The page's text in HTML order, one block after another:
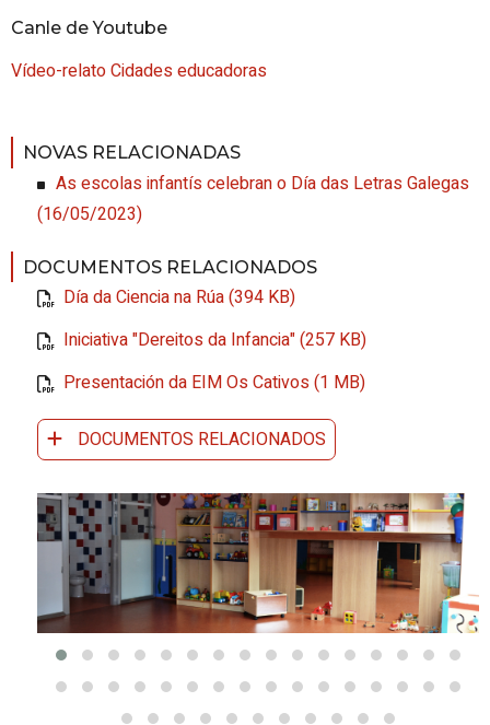
Canle de Youtube
Vídeo-relato Cidades educadoras
NOVAS RELACIONADAS
As escolas infantís celebran o Día das Letras Galegas
(16/05/2023)
DOCUMENTOS RELACIONADOS
Día da Ciencia na Rúa (394 KB)
Iniciativa "Dereitos da Infancia" (257 KB)
Presentación da EIM Os Cativos (1 MB)
DOCUMENTOS RELACIONADOS